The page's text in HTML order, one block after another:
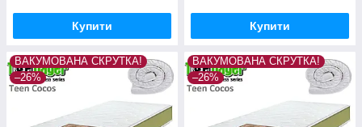
Купити Купити
ВАКУМОВАНА СКРУТКА!
–26%
ВАКУМОВАНА СКРУТКА!
–26%